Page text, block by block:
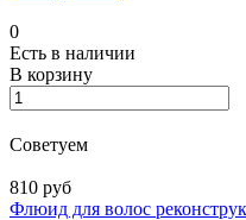
0
Есть в наличии
В корзину
Советуем
810 руб
Флюид для волос